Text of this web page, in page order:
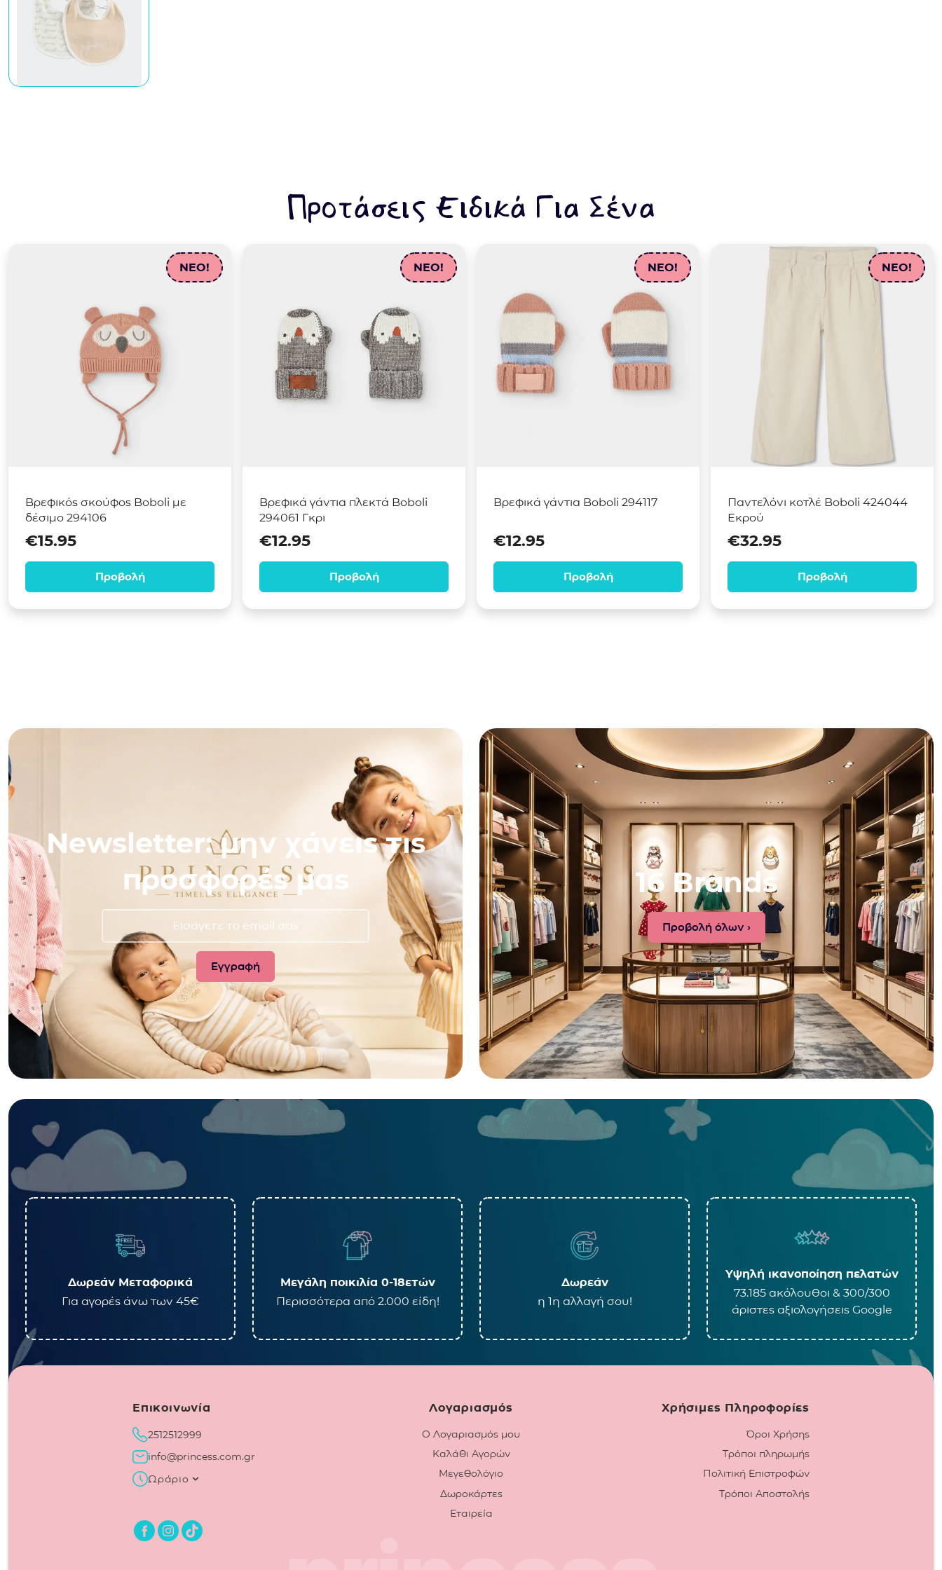
Προτάσεις Ειδικά Για Σένα
NEO!
Βρεφικός σκούφος Boboli με
δέσιμο 294106
€15.95
Προβολή
NEO!
Βρεφικά γάντια πλεκτά Boboli
294061 Γκρι
€12.95
Προβολή
NEO!
Βρεφικά γάντια Boboli 294117
€12.95
Προβολή
NEO!
Παντελόνι κοτλέ Boboli 424044
Εκρού
€32.95
Προβολή
Newsletter: μην χάνεις τις
προσφορές μας
16 Brands
Προβολή όλων ›
Δωρεάν Μεταφορικά
Για αγορές άνω των 45€
Μεγάλη ποικιλία 0-18ετών
Περισσότερα από 2.000 είδη!
Δωρεάν
η 1η αλλαγή σου!
Υψηλή ικανοποίηση πελατών
73.185 ακόλουθοι & 300/300
άριστες αξιολογήσεις Google
Επικοινωνία
2512512999
info@princess.com.gr
Ωράριο
Λογαριασμός
Ο Λογαριασμός μου
Καλάθι Αγορών
Μεγεθολόγιο
Δωροκάρτες
Εταιρεία
Χρήσιμες Πληροφορίες
Όροι Χρήσης
Τρόποι πληρωμής
Πολιτική Επιστροφών
Τρόποι Αποστολής